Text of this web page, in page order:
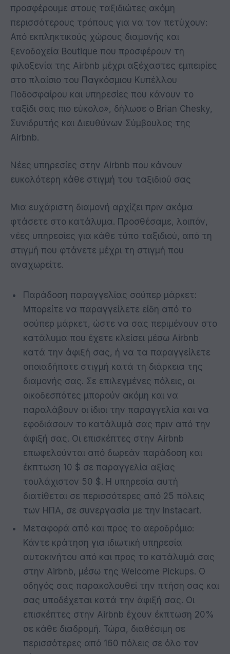
προσφέρουμε στους ταξιδιώτες ακόμη
περισσότερους τρόπους για να τον πετύχουν:
Από εκπληκτικούς χώρους διαμονής και
ξενοδοχεία Boutique που προσφέρουν τη
φιλοξενία της Airbnb μέχρι αξέχαστες εμπειρίες
στο πλαίσιο του Παγκόσμιου Κυπέλλου
Ποδοσφαίρου και υπηρεσίες που κάνουν το
ταξίδι σας πιο εύκολο», δήλωσε ο Brian Chesky,
Συνιδρυτής και Διευθύνων Σύμβουλος της
Airbnb.
Νέες υπηρεσίες στην Airbnb που κάνουν
ευκολότερη κάθε στιγμή του ταξιδιού σας
Μια ευχάριστη διαμονή αρχίζει πριν ακόμα
φτάσετε στο κατάλυμα. Προσθέσαμε, λοιπόν,
νέες υπηρεσίες για κάθε τύπο ταξιδιού, από τη
στιγμή που φτάνετε μέχρι τη στιγμή που
αναχωρείτε.
Παράδοση παραγγελίας σούπερ μάρκετ:
Μπορείτε να παραγγείλετε είδη από το
σούπερ μάρκετ, ώστε να σας περιμένουν στο
κατάλυμα που έχετε κλείσει μέσω Airbnb
κατά την άφιξή σας, ή να τα παραγγείλετε
οποιαδήποτε στιγμή κατά τη διάρκεια της
διαμονής σας. Σε επιλεγμένες πόλεις, οι
οικοδεσπότες μπορούν ακόμη και να
παραλάβουν οι ίδιοι την παραγγελία και να
εφοδιάσουν το κατάλυμά σας πριν από την
άφιξή σας. Οι επισκέπτες στην Airbnb
επωφελούνται από δωρεάν παράδοση και
έκπτωση 10 $ σε παραγγελία αξίας
τουλάχιστον 50 $. Η υπηρεσία αυτή
διατίθεται σε περισσότερες από 25 πόλεις
των ΗΠΑ, σε συνεργασία με την Instacart.
Μεταφορά από και προς το αεροδρόμιο:
Κάντε κράτηση για ιδιωτική υπηρεσία
αυτοκινήτου από και προς το κατάλυμά σας
στην Airbnb, μέσω της Welcome Pickups. Ο
οδηγός σας παρακολουθεί την πτήση σας και
σας υποδέχεται κατά την άφιξή σας. Οι
επισκέπτες στην Airbnb έχουν έκπτωση 20%
σε κάθε διαδρομή. Τώρα, διαθέσιμη σε
περισσότερες από 160 πόλεις σε όλο τον